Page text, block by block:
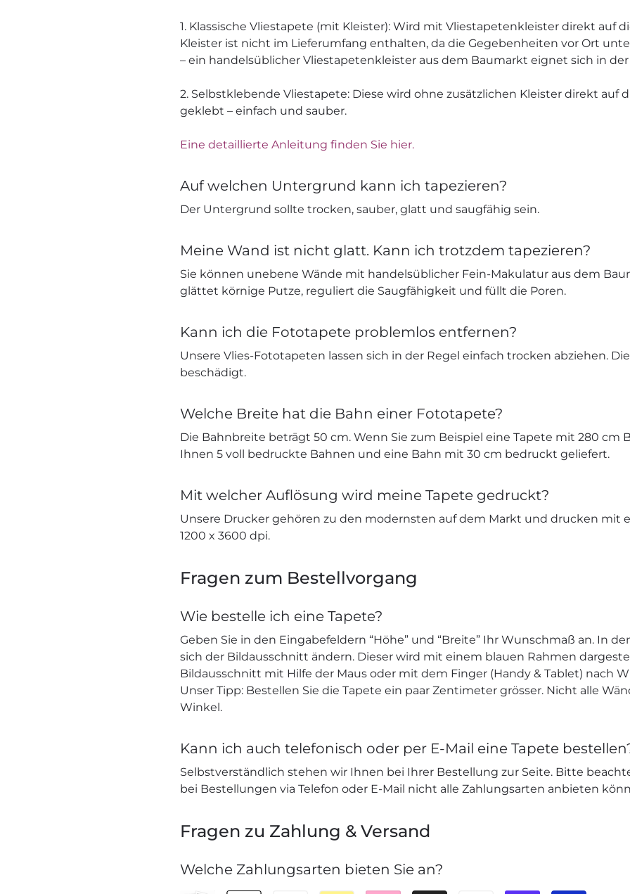
1. Klassische Vliestapete (mit Kleister): Wird mit Vliestapetenkleister direkt auf
Kleister ist nicht im Lieferumfang enthalten, da die Gegebenheiten vor Ort
– ein handelsüblicher Vliestapetenkleister aus dem Baumarkt eignet sich in
2. Selbstklebende Vliestapete: Diese wird ohne zusätzlichen Kleister direkt auf
geklebt – einfach und sauber.
Eine detaillierte Anleitung finden Sie hier.
Auf welchen Untergrund kann ich tapezieren?
Der Untergrund sollte trocken, sauber, glatt und saugfähig sein.
Meine Wand ist nicht glatt. Kann ich trotzdem tapezieren?
Sie können unebene Wände mit handelsüblicher Fein-Makulatur aus dem
glättet körnige Putze, reguliert die Saugfähigkeit und füllt die Poren.
Kann ich die Fototapete problemlos entfernen?
Unsere Vlies-Fototapeten lassen sich in der Regel einfach trocken abziehen.
beschädigt.
Welche Breite hat die Bahn einer Fototapete?
Die Bahnbreite beträgt 50 cm. Wenn Sie zum Beispiel eine Tapete mit 280 cm
Ihnen 5 voll bedruckte Bahnen und eine Bahn mit 30 cm bedruckt geliefert.
Mit welcher Auflösung wird meine Tapete gedruckt?
Unsere Drucker gehören zu den modernsten auf dem Markt und drucken mit
1200 x 3600 dpi.
Fragen zum Bestellvorgang
Wie bestelle ich eine Tapete?
Geben Sie in den Eingabefeldern “Höhe” und “Breite” Ihr Wunschmaß an. In
sich der Bildausschnitt ändern. Dieser wird mit einem blauen Rahmen
Bildausschnitt mit Hilfe der Maus oder mit dem Finger (Handy & Tablet) nach
Unser Tipp: Bestellen Sie die Tapete ein paar Zentimeter grösser. Nicht alle
Winkel.
Kann ich auch telefonisch oder per E-Mail eine Tapete
Selbstverständlich stehen wir Ihnen bei Ihrer Bestellung zur Seite. Bitte
bei Bestellungen via Telefon oder E-Mail nicht alle Zahlungsarten anbieten
Fragen zu Zahlung & Versand
Welche Zahlungsarten bieten Sie an?